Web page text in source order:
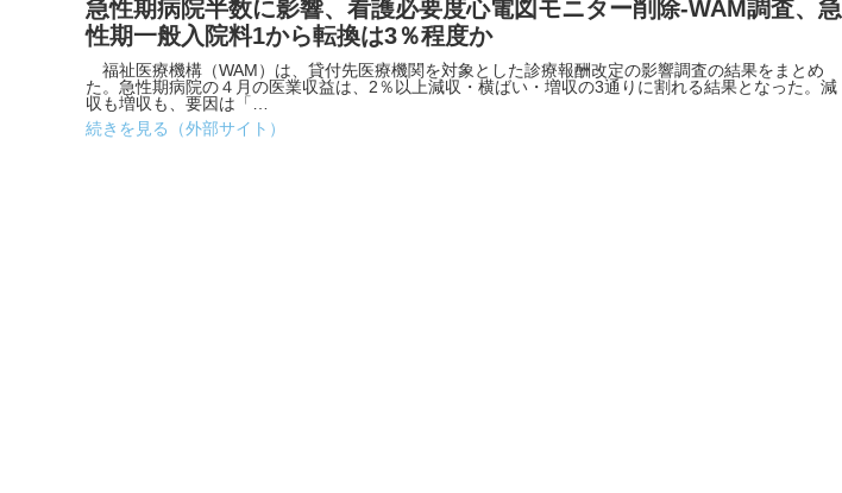
急性期病院半数に影響、看護必要度心電図モニター削除-WAM調査、急
性期一般入院料1から転換は3％程度か
福祉医療機構（WAM）は、貸付先医療機関を対象とした診療報酬改定の影響調査の結果をまとめ
た。急性期病院の４月の医業収益は、2％以上減収・横ばい・増収の3通りに割れる結果となった。減
収も増収も、要因は「…
続きを見る（外部サイト）